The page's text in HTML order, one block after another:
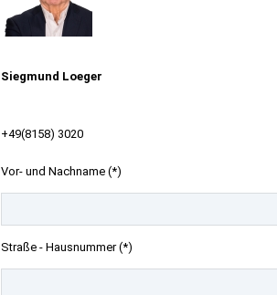
Siegmund Loeger
+49(8158) 3020
Vor- und Nachname (*)
Straße - Hausnummer (*)